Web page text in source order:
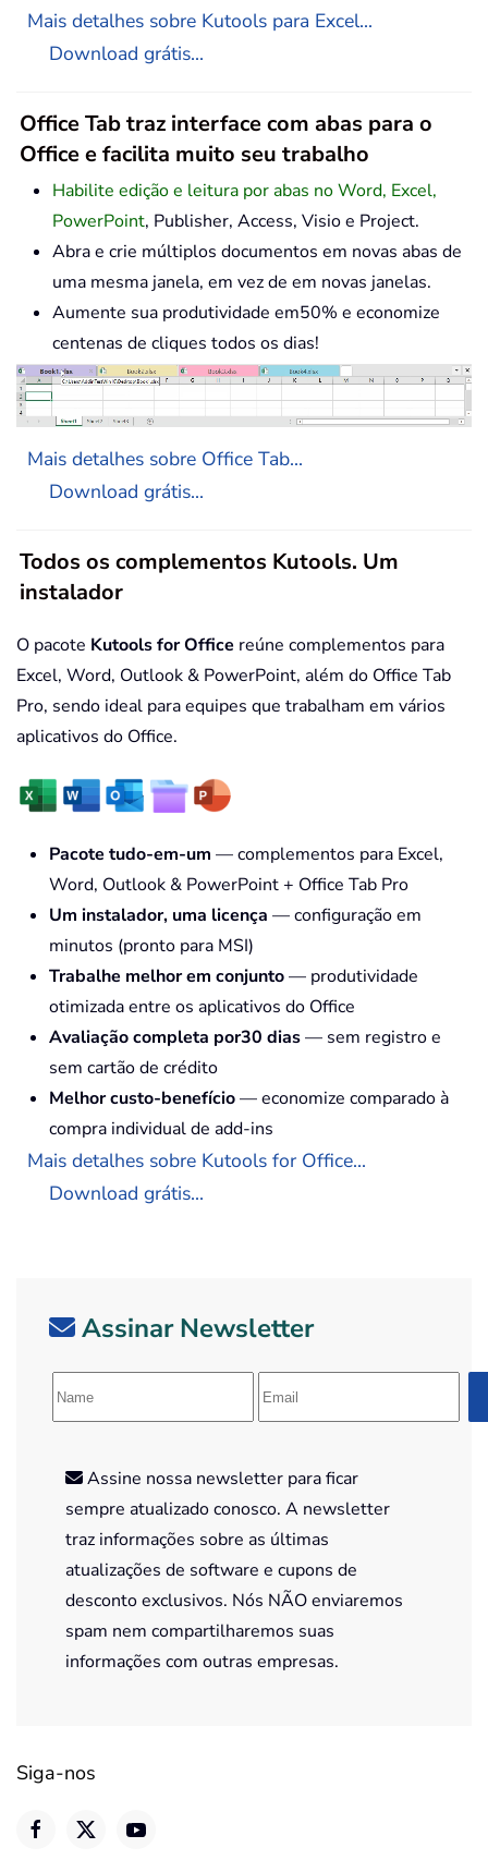
Mais detalhes sobre Kutools para Excel...
Download grátis...
Office Tab traz interface com abas para o
Office e facilita muito seu trabalho
Habilite edição e leitura por abas no Word, Excel,
PowerPoint, Publisher, Access, Visio e Project.
Abra e crie múltiplos documentos em novas abas de
uma mesma janela, em vez de em novas janelas.
Aumente sua produtividade em50% e economize
centenas de cliques todos os dias!
Mais detalhes sobre Office Tab...
Download grátis...
Todos os complementos Kutools. Um
instalador
O pacote Kutools for Office reúne complementos para
Excel, Word, Outlook & PowerPoint, além do Office Tab
Pro, sendo ideal para equipes que trabalham em vários
aplicativos do Office.
Pacote tudo-em-um — complementos para Excel,
Word, Outlook & PowerPoint + Office Tab Pro
Um instalador, uma licença — configuração em
minutos (pronto para MSI)
Trabalhe melhor em conjunto— produtividade
otimizada entre os aplicativos do Office
Avaliação completa por30 dias— sem registro e
sem cartão de crédito
Melhor custo-benefício— economize comparado à
compra individual de add-ins
Mais detalhes sobre Kutools for Office...
Download grátis...
Assinar Newsletter
Assine nossa newsletter para ficar
sempre atualizado conosco. A newsletter
traz informações sobre as últimas
atualizações de software e cupons de
desconto exclusivos. Nós NÃO enviaremos
spam nem compartilharemos suas
informações com outras empresas.
Siga-nos